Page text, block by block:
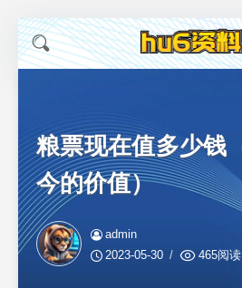
粮票现在值多少钱
今的价值）
admin
2023-05-30
465阅读